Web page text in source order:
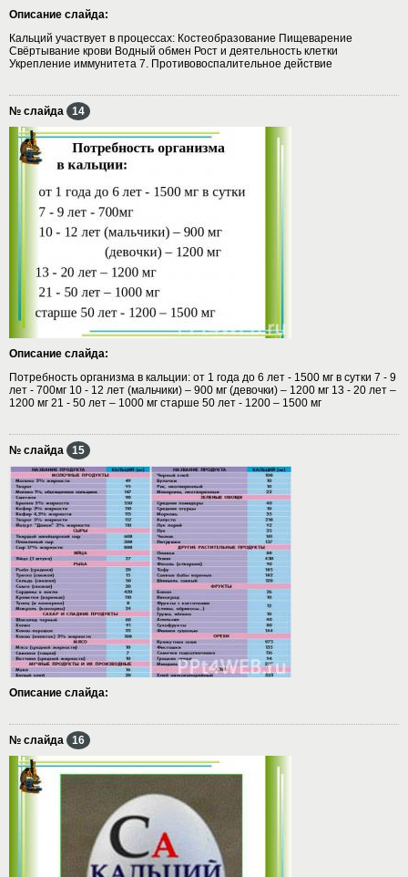
Описание слайда:
Кальций участвует в процессах: Костеобразование Пищеварение
Свёртывание крови Водный обмен Рост и деятельность клетки
Укрепление иммунитета 7. Противовоспалительное действие
№ слайда 14
Описание слайда:
Потребность организма в кальции: от 1 года до 6 лет - 1500 мг в сутки 7 - 9
лет - 700мг 10 - 12 лет (мальчики) – 900 мг (девочки) – 1200 мг 13 - 20 лет –
1200 мг 21 - 50 лет – 1000 мг старше 50 лет - 1200 – 1500 мг
№ слайда 15
Описание слайда:
№ слайда 16